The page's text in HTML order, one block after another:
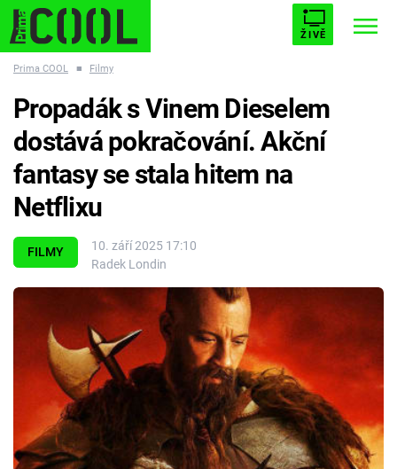
ŽIVĚ
ESCAPE PLNEJ KOTEL AVENGERS 5
Témata
Filmy
Seriály
Hry
Cool Esport
Pořady
Prima COOL ■ Filmy
FILMY
10. září 2025 17:10
Radek Londin
Propadák s Vinem Dieselem
dostává pokračování. Akční
fantasy se stala hitem na
Netflixu